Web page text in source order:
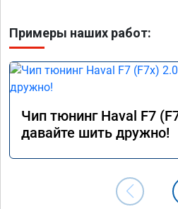
Примеры наших работ:
Чип тюнинг Haval F7
давайте шить дружно!